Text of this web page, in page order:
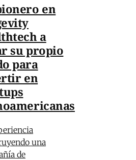
en
a
su propio
para
en
una
de